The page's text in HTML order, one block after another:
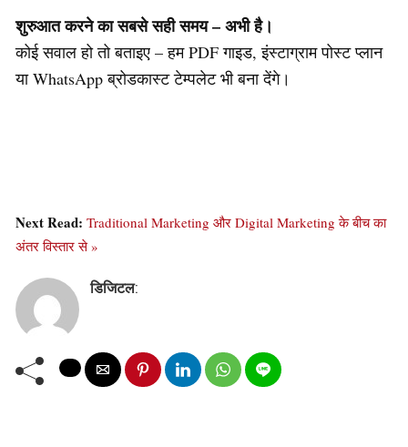
शुरुआत करने का सबसे सही समय – अभी है।
कोई सवाल हो तो बताइए – हम PDF गाइड, इंस्टाग्राम पोस्ट प्लान
या WhatsApp ब्रोडकास्ट टेम्पलेट भी बना देंगे।
Next Read: Traditional Marketing और Digital Marketing के बीच का
अंतर विस्तार से »
डिजिटल: